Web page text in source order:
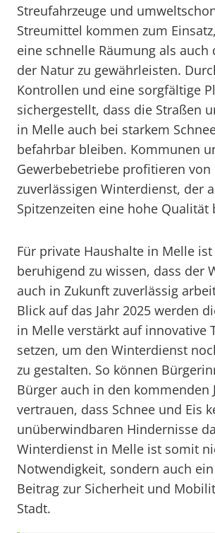
Streufahrzeuge und
Streumittel kommen zum
eine schnelle Räumung als auch
der Natur zu gewährleisten.
Kontrollen und eine sorgfältige
sichergestellt, dass die Straßen
in Melle auch bei starkem
befahrbar bleiben. Kommunen
Gewerbebetriebe profitieren von
zuverlässigen Winterdienst, der
Spitzenzeiten eine hohe Qualität
Für private Haushalte in Melle ist
beruhigend zu wissen, dass der
auch in Zukunft zuverlässig
Blick auf das Jahr 2025 werden
in Melle verstärkt auf innovative
setzen, um den Winterdienst
zu gestalten. So können
Bürger auch in den kommenden
vertrauen, dass Schnee und Eis
unüberwindbaren Hindernisse
Winterdienst in Melle ist somit
Notwendigkeit, sondern auch
Beitrag zur Sicherheit und
Stadt.